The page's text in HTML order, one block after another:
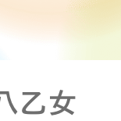
乙女